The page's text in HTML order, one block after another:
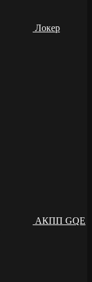
Локер
АКПП GQE